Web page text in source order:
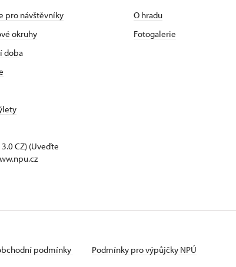
pro návštěvníky
okruhy
doba
O hradu
Fotogalerie
3.0 CZ) (Uveďte
podmínky
Podmínky pro výpůjčky NPÚ